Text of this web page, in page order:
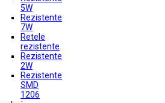
5W
Rezistente
7W
Retele
rezistente
Rezistente
2W
Rezistente
SMD
1206